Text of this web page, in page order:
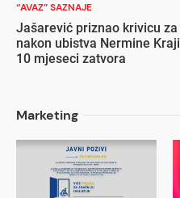
“AVAZ” SAZNAJE
Jašarević priznao krivicu
nakon ubistva Nermine
10 mjeseci zatvora
Marketing